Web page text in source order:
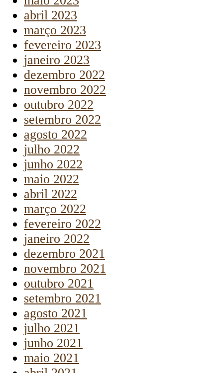
abril 2023
março 2023
fevereiro 2023
janeiro 2023
dezembro 2022
novembro 2022
outubro 2022
setembro 2022
agosto 2022
julho 2022
junho 2022
maio 2022
abril 2022
março 2022
fevereiro 2022
janeiro 2022
dezembro 2021
novembro 2021
outubro 2021
setembro 2021
agosto 2021
julho 2021
junho 2021
maio 2021